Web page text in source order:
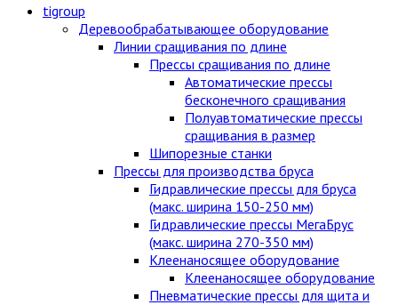
tigroup
Деревообрабатывающее оборудование
Линии сращивания по длине
Прессы сращивания по длине
Автоматические прессы
бесконечного сращивания
Полуавтоматические прессы
сращивания в размер
Шипорезные станки
Прессы для производства бруса
Гидравлические прессы для бруса
(макс. ширина 150-250 мм)
Гидравлические прессы МегаБрус
(макс. ширина 270-350 мм)
Клеенаносящее оборудование
Клеенаносящее оборудование
Пневматические прессы для щита и